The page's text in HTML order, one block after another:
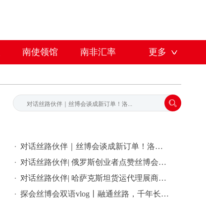
南使领馆 南非汇率 更多
对话丝路伙伴｜丝博会谈成新订单！洛川苹果将搭中铁西安局班列出口尼泊尔
对话丝路伙伴| 俄罗斯创业者点赞丝博会，每一次参会都会给我灵感
对话丝路伙伴| 哈萨克斯坦货运代理展商：西安是我们进入中国的“大门”
探会丝博会双语vlog丨融通丝路，千年长安，十年丝博会开放新陕西